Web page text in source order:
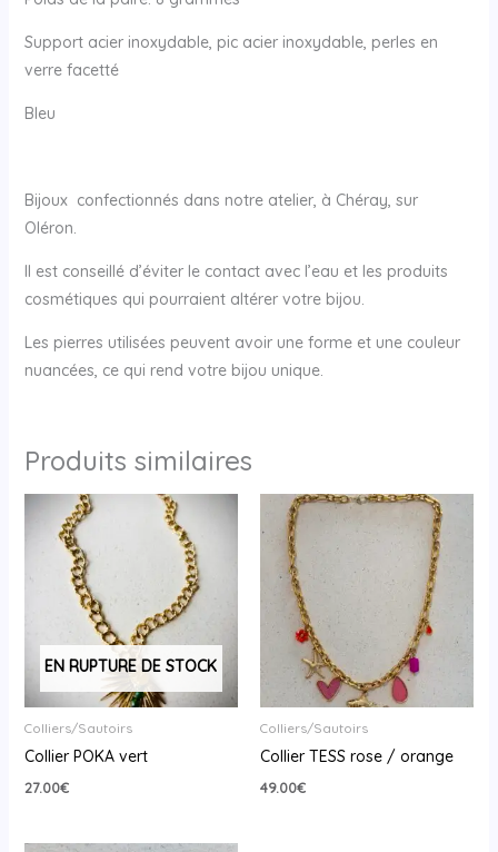
Support acier inoxydable, pic acier inoxydable, perles en
verre facetté
Bleu
Bijoux confectionnés dans notre atelier, à Chéray, sur
Oléron.
Il est conseillé d’éviter le contact avec l’eau et les produits
cosmétiques qui pourraient altérer votre bijou.
Les pierres utilisées peuvent avoir une forme et une couleur
nuancées, ce qui rend votre bijou unique.
Produits similaires
EN RUPTURE DE STOCK
Colliers/Sautoirs
Collier POKA vert
27.00€
Colliers/Sautoirs
Collier TESS rose / orange
49.00€